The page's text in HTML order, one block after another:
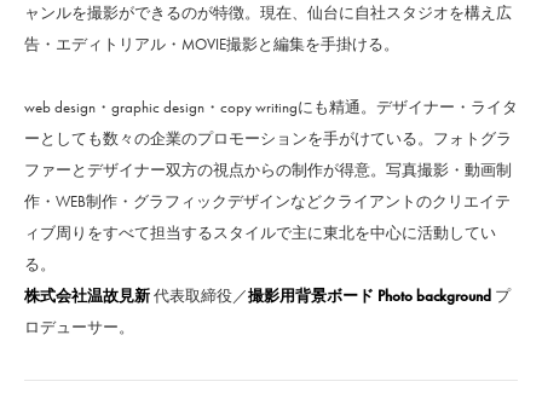
ャンルを撮影ができるのが特徴。現在、仙台に自社スタジオを構え広
告・エディトリアル・MOVIE撮影と編集を手掛ける。
web design・graphic design・copy writingにも精通。デザイナー・ライタ
ーとしても数々の企業のプロモーションを手がけている。フォトグラ
ファーとデザイナー双方の視点からの制作が得意。写真撮影・動画制
作・WEB制作・グラフィックデザインなどクライアントのクリエイテ
ィブ周りをすべて担当するスタイルで主に東北を中心に活動してい
る。
株式会社温故見新代表取締役／撮影用背景ボード Photo background プ
ロデューサー。